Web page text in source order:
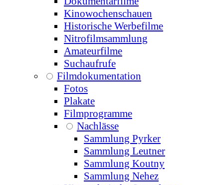
Kinowochenschauen
Historische Werbefilme
Nitrofilmsammlung
Amateurfilme
Suchaufrufe
Filmdokumentation
Fotos
Plakate
Filmprogramme
Nachlässe
Sammlung Pyrker
Sammlung Leutner
Sammlung Koutny
Sammlung Nehez